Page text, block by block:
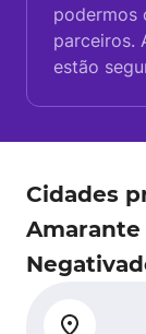
podermos
parceiros.
estão
Cidades